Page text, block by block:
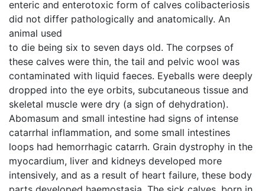
enteric and enterotoxic form of calves colibacteriosis
did not differ pathologically and anatomically. An
animal used
to die being six to seven days old. The corpses of
these calves were thin, the tail and pelvic wool was
contaminated with liquid faeces. Eyeballs were deeply
dropped into the eye orbits, subcutaneous tissue and
skeletal muscle were dry (a sign of dehydration).
Abomasum and small intestine had signs of intense
catarrhal inflammation, and some small intestines
loops had hemorrhagic catarrh. Grain dystrophy in the
myocardium, liver and kidneys developed more
intensively, and as a result of heart failure, these body